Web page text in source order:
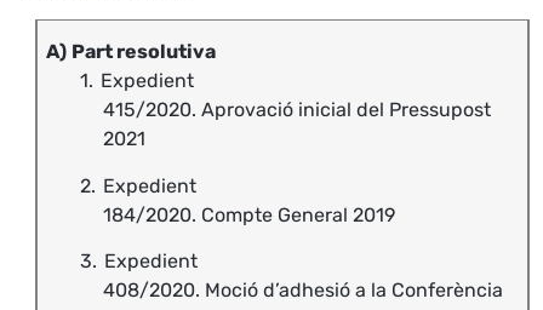
A) Part resolutiva
1. Expedient
415/2020. Aprovació inicial del Pressupost
2021
2. Expedient
184/2020. Compte General 2019
3. Expedient
408/2020. Moció d’adhesió a la Conferència